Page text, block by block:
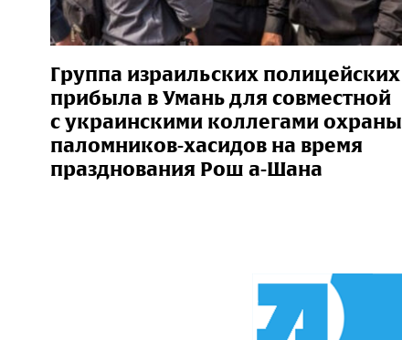
Группа израильских полицейских
прибыла в Умань для совместной
с украинскими коллегами охраны
паломников-хасидов на время
празднования Рош а-Шана